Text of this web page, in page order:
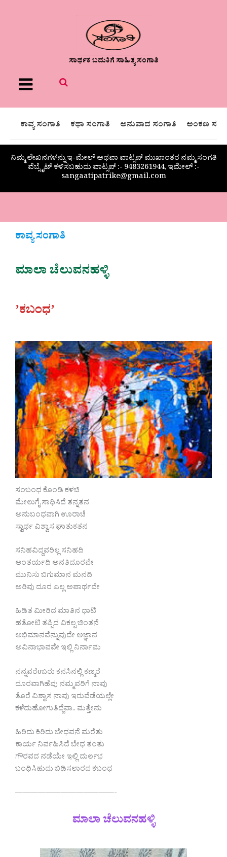
ಸಾರ್ಥಕ ಬದುಕಿಗೆ ಸಾಹಿತ್ಯ ಸಂಗಾತಿ
Menu
ಕಾವ್ಯ ಸಂಗಾತಿ ಕಥಾ ಸಂಗಾತಿ ಅನುವಾದ ಸಂಗಾತಿ ಅಂಕಣ
ನಿಮ್ಮ ಲೇಖನಗಳನ್ನು ಇ-ಮೇಲ್ ಅಥವಾ ವಾಟ್ಸಪ್ ಮುಖಾಂತರ ನಮ್ಮ ಸಂಗತಿ
ವೆಬ್ಸೈಟ್ ಕಳಿಸಬಹುದು ವಾಟ್ಸಪ್‌ :- 9483261944, ಇಮೇಲ್ :-
sangaatipatrike@gmail.com
ಕಾವ್ಯ ಸಂಗಾತಿ
ಮಾಲಾ ಚೆಲುವನಹಳ್ಳಿ
ʼಕಬಂಧʼ
ಸಂಬಂಧ ಕೊಂಡಿ ಕಳಚಿ
ಮೇಲುಗೈ ಸಾಧಿಸಿದೆ ತನ್ನತನ
ಅನುಬಂಧವಾಗಿ ಊರಾಚೆ
ಸ್ವಾರ್ಥ ವಿಶ್ವಾಸ ಘಾತುಕತನ
ಸನಿಹವಿದ್ದವರಿಲ್ಲ ಸನಿಹದಿ
ಆಂತರ್ಯದಿ ಅನತಿದೂರವೇ
ಮುನಿಸು ಬಿಗುಮಾನ ಮನದಿ
ಅರಿವು ದೂರ ಎಲ್ಲ ಅಪಾರ್ಥವೇ
ಹಿಡಿತ ಮೀರಿದ ಮಾತಿನ ಧಾಟಿ
ಹತೋಟಿ ತಪ್ಪಿದ ವಿಕಲ್ಪ ಚಿಂತನೆ
ಅಭಿಮಾನವೆನ್ನುವುದೇ ಅಜ್ಞಾನ
ಅವಿನಾಭಾವವೇ ಇಲ್ಲಿ ನಿರ್ನಾಮ
ನನ್ನವರೆoಬರು ಕನಸಿನಲ್ಲಿ ಕಣ್ಮರೆ
ದೂರವಾಗಿಹೆವು ನಮ್ಮವರಿಗೆ ನಾವು
ತೊರೆ ವಿಶ್ವಾಸ ನಾವು ಇರುವೆಡೆಯಲ್ಲೇ
ಕಳೆದುಹೋಗುತಿದ್ದೆವಾ.. ಮತ್ತೇನು
ಹಿರಿದು ಕಿರಿದು ಬೇಧವನೆ ಮರೆತು
ಕಾರ್ಯ ನಿರ್ವಹಿಸಿದೆ ಬೇಧ ತಂತು
ಗೌರವದ ನಡೆಯೇ ಇಲ್ಲಿ ದುರ್ಲಭ
ಬಂಧಿಸಿಹುದು ಬಿಡಿಸಲಾರದ ಕಬಂಧ
—————————————-
ಮಾಲಾ ಚೆಲುವನಹಳ್ಳಿ